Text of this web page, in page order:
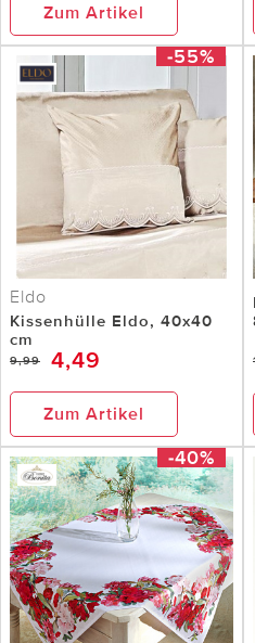
Zum Artikel
-55%
Eldo
Kissenhülle Eldo, 40x40
cm
9,99 4,49
Zum Artikel
-40%